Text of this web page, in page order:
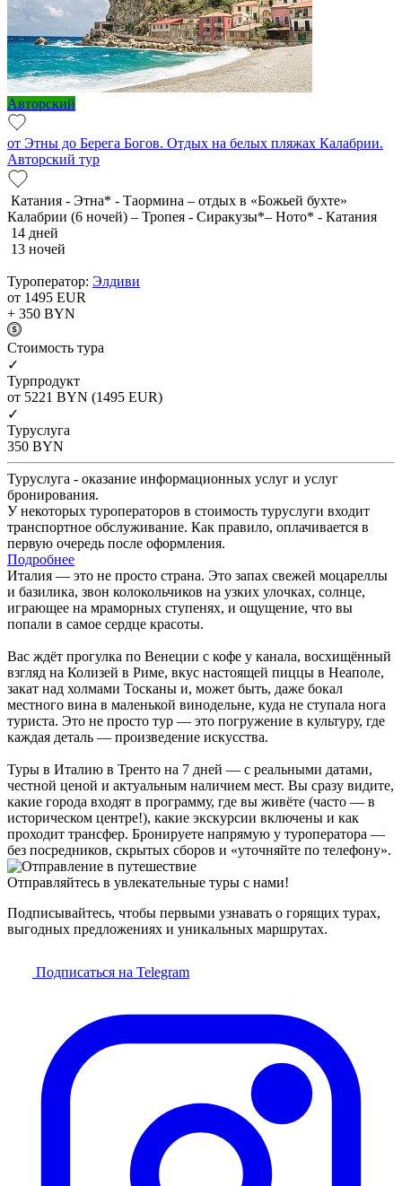
Авторский
от Этны до Берега Богов. Отдых на белых пляжах Калабрии.
Авторский тур
Катания - Этна* - Таормина – отдых в «Божьей бухте»
Калабрии (6 ночей) – Тропея - Сиракузы*– Ното* - Катания
14 дней
13 ночей
Туроператор: Элдиви
от 1495 EUR
+ 350 BYN
Cтоимость тура
✓
Турпродукт
от 5221 BYN (1495 EUR)
✓
Туруслуга
350 BYN
Туруслуга - оказание информационных услуг и услуг
бронирования.
У некоторых туроператоров в стоимость туруслуги входит
транспортное обслуживание. Как правило, оплачивается в
первую очередь после оформления.
Подробнее
Италия — это не просто страна. Это запах свежей моцареллы
и базилика, звон колокольчиков на узких улочках, солнце,
играющее на мраморных ступенях, и ощущение, что вы
попали в самое сердце красоты.
Вас ждёт прогулка по Венеции с кофе у канала, восхищённый
взгляд на Колизей в Риме, вкус настоящей пиццы в Неаполе,
закат над холмами Тосканы и, может быть, даже бокал
местного вина в маленькой винодельне, куда не ступала нога
туриста. Это не просто тур — это погружение в культуру, где
каждая деталь — произведение искусства.
Туры в Италию в Тренто на 7 дней — с реальными датами,
честной ценой и актуальным наличием мест. Вы сразу видите,
какие города входят в программу, где вы живёте (часто — в
историческом центре!), какие экскурсии включены и как
проходит трансфер. Бронируете напрямую у туроператора —
без посредников, скрытых сборов и «уточняйте по телефону».
Отправляйтесь в увлекательные туры с нами!
Подписывайтесь, чтобы первыми узнавать о горящих турах,
выгодных предложениях и уникальных маршрутах.
Подписаться на Telegram